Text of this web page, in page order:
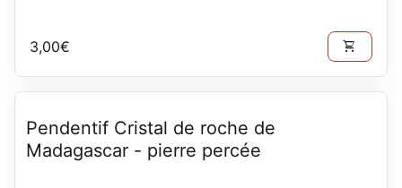
Prix normal
3,00€ shopping_cart
Pendentif Cristal de roche de
Madagascar - pierre percée